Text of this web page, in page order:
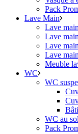
Pack
Lave Main
Lave
Lave
Lave
Lave
Meuble
WC
WC
WC au sol
Pack